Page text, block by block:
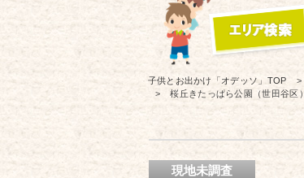
子供とお出かけ「オデッソ」 TOP
桜丘きたっぱら公園（世田谷区）
現地未調査